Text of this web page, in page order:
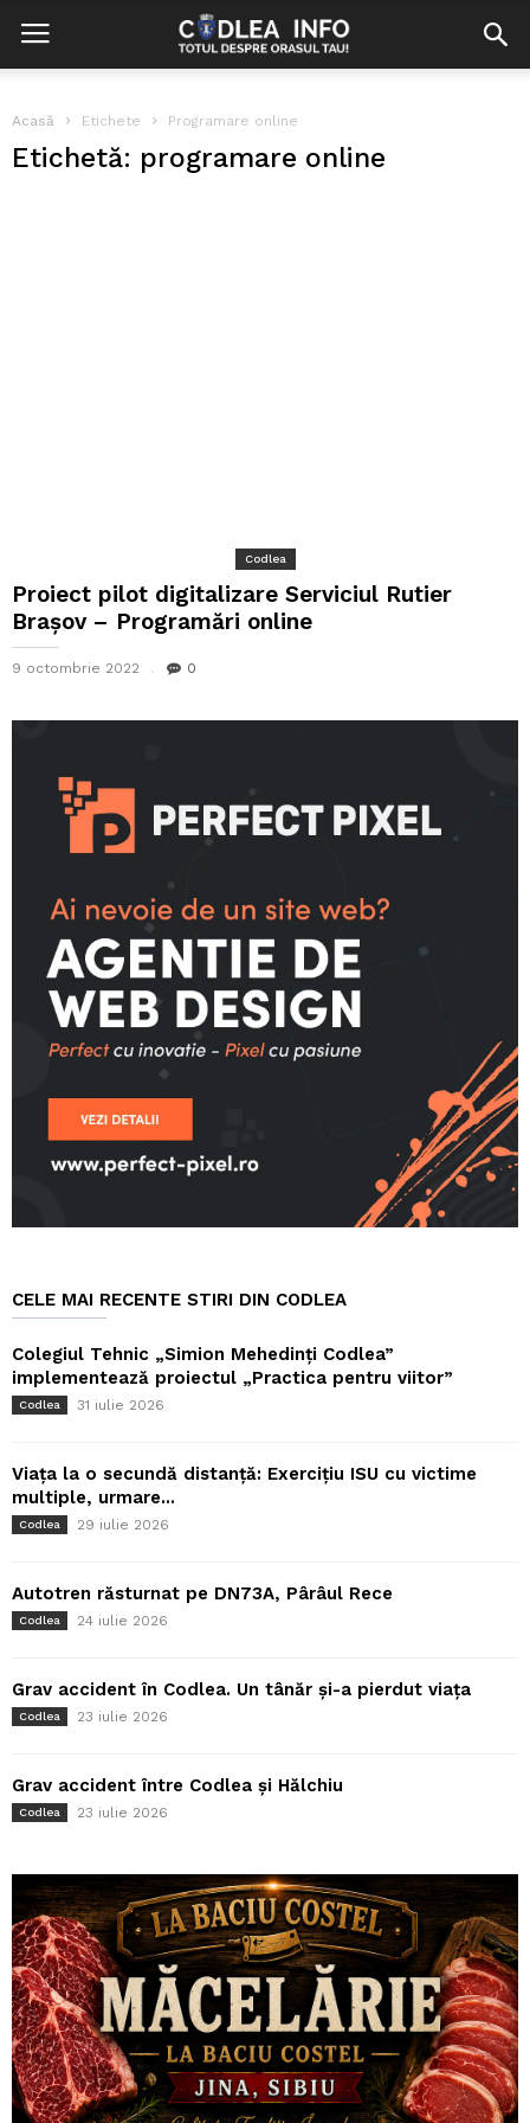
Acasă Etichete Programare online
Etichetă: programare online
Codlea
Proiect pilot digitalizare Serviciul Rutier
Brașov – Programări online
9 octombrie 2022 0
CELE MAI RECENTE STIRI DIN CODLEA
Colegiul Tehnic „Simion Mehedinți Codlea”
implementează proiectul „Practica pentru viitor”
Codlea 31 iulie 2026
Viața la o secundă distanță: Exercițiu ISU cu victime
multiple, urmare...
Codlea 29 iulie 2026
Autotren răsturnat pe DN73A, Pârâul Rece
Codlea 24 iulie 2026
Grav accident în Codlea. Un tânăr și-a pierdut viața
Codlea 23 iulie 2026
Grav accident între Codlea și Hălchiu
Codlea 23 iulie 2026